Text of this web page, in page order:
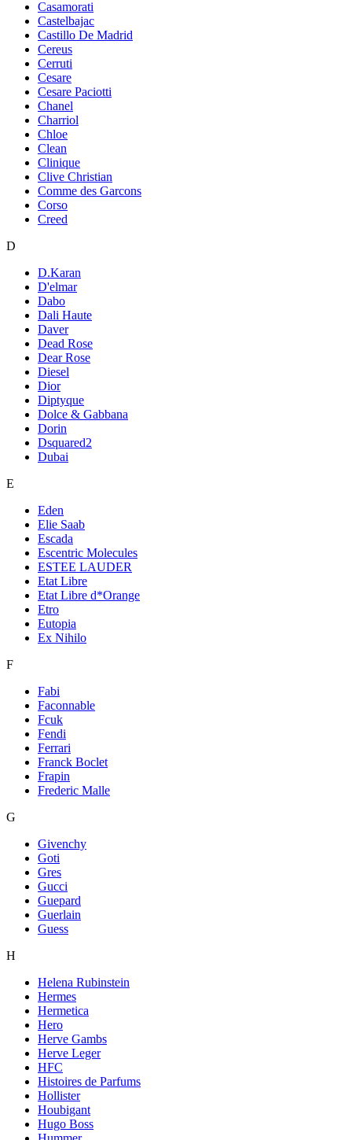
Casamorati
Castelbajac
Castillo De Madrid
Cereus
Cerruti
Cesare
Cesare Paciotti
Chanel
Charriol
Chloe
Clean
Clinique
Clive Christian
Comme des Garcons
Corso
Creed
D
D.Karan
D'elmar
Dabo
Dali Haute
Daver
Dead Rose
Dear Rose
Diesel
Dior
Diptyque
Dolce & Gabbana
Dorin
Dsquared2
Dubai
E
Eden
Elie Saab
Escada
Escentric Molecules
ESTEE LAUDER
Etat Libre
Etat Libre d*Orange
Etro
Eutopia
Ex Nihilo
F
Fabi
Faconnable
Fcuk
Fendi
Ferrari
Franck Boclet
Frapin
Frederic Malle
G
Givenchy
Goti
Gres
Gucci
Guepard
Guerlain
Guess
H
Helena Rubinstein
Hermes
Hermetica
Hero
Herve Gambs
Herve Leger
HFC
Histoires de Parfums
Hollister
Houbigant
Hugo Boss